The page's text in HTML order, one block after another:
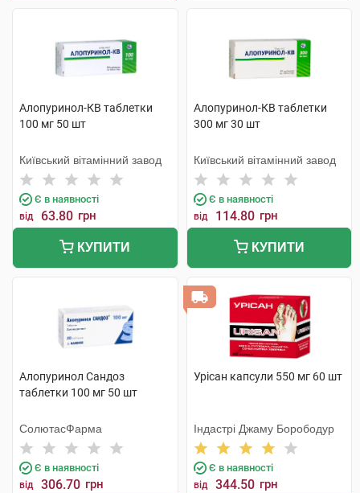
Алопуринол-КВ таблетки
100 мг 50 шт
Київський вітамінний завод
Є в наявності
від 63.80 грн
КУПИТИ
Алопуринол-КВ таблетки
300 мг 30 шт
Київський вітамінний завод
Є в наявності
від 114.80 грн
КУПИТИ
Алопуринол Сандоз
таблетки 100 мг 50 шт
СолютасФарма
Є в наявності
від 306.70 грн
Урісан капсули 550 мг 60 шт
Індастрі Джаму Борободур
Є в наявності
від 344.50 грн